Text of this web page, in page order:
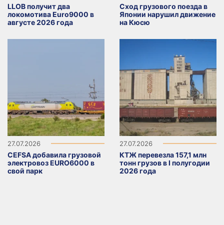
LLOB получит два
локомотива Euro9000 в
августе 2026 года
Сход грузового поезда в
Японии нарушил движение
на Кюсю
27.07.2026
CEFSA добавила грузовой
электровоз EURO6000 в
свой парк
27.07.2026
КТЖ перевезла 157,1 млн
тонн грузов в I полугодии
2026 года